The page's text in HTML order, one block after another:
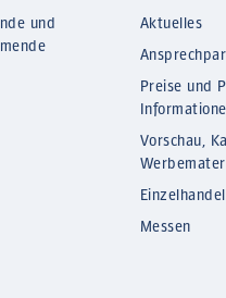
und
Aktuelles
Preise und
Vorschau,
Messen